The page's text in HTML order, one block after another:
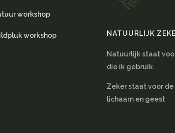
workshop
workshop NATUURLIJK
Natuurlijk staat
die ik gebruik.
Zeker staat voor
lichaam en geest